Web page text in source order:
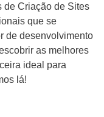
de Criação de Sites
que se
de desenvolvimento
as melhores
ideal para
lá!